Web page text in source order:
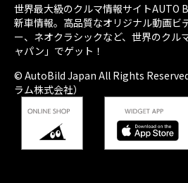
世界最大級のクルマ情報サイトAUTO
新車情報。高品質なオリジナル動画ビ
ー、ネオクラシックなど、世界のクル
ャパン」でゲット！
© AutoBild Japan All Rights
ラム株式会社）